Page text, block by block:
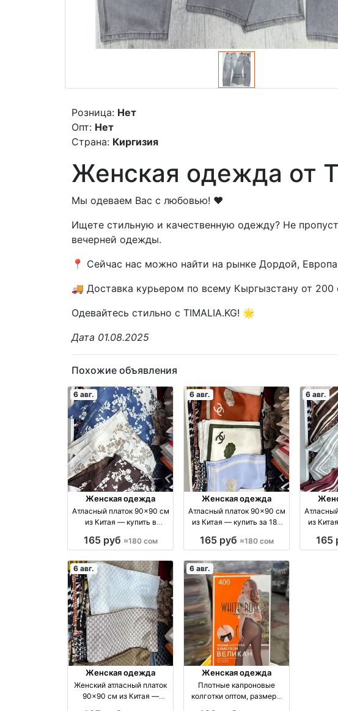
Розница: Нет
Опт: Нет
Страна: Киргизия
Женская одежда от
Мы одеваем Вас с любовью! ❤️
Ищете стильную и качественную одежду? Не
вечерней одежды.
📍 Сейчас нас можно найти на рынке Дордой,
🚚 Доставка курьером по всему Кыргызстану от 200
Одевайтесь стильно с TIMALIA.KG! 🌟
Дата 01.08.2025
Похожие объявления
6 авг.
Женская одежда
Атласный платок 90×90 см
из Китая — купить в
Турция
165 руб ≈180 сом
6 авг.
Женская одежда
Атласный платок 90×90 см
из Китая — купить за 180
165 руб ≈180 сом
6 авг.
из
165
6 авг.
Женская одежда
Женский атласный платок
90×90 см из Китая —
6 авг.
Женская одежда
Плотные капроновые
колготки оптом, размеры